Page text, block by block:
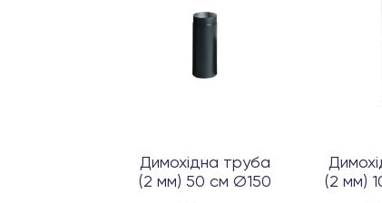
Димохідна труба
(2 мм) 50 см Ø150
(2 мм)